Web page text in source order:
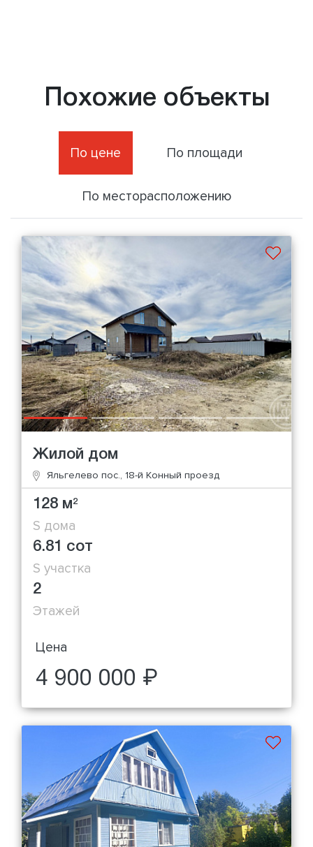
Похожие объекты
По цене По площади
По месторасположению
Жилой дом
Яльгелево пос., 18-й Конный проезд
128 м2
S дома
6.81 сот
S участка
2
Этажей
Цена
4 900 000 ₽